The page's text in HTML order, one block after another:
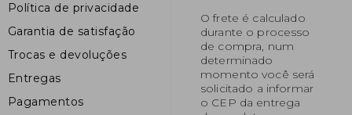
Política de privacidade
Garantia de satisfação
Trocas e devoluções
Entregas
Pagamentos
O frete é calculado
durante o processo
de compra, num
determinado
momento você será
solicitado a informar
o CEP da entrega